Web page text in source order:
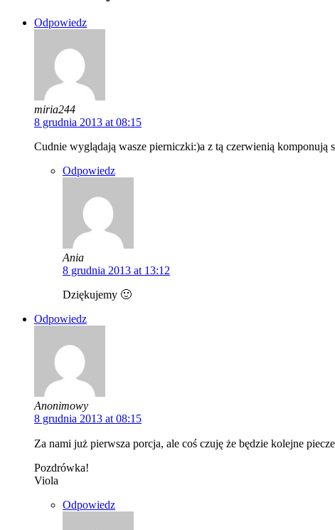
Odpowiedz
miria244
8 grudnia 2013 at 08:15
Cudnie wyglądają wasze pierniczki:)a z tą czerwienią komponują
Odpowiedz
Ania
8 grudnia 2013 at 13:12
Dziękujemy 🙂
Odpowiedz
Anonimowy
8 grudnia 2013 at 08:15
Za nami już pierwsza porcja, ale coś czuję że będzie kolejne
Pozdrówka!
Viola
Odpowiedz